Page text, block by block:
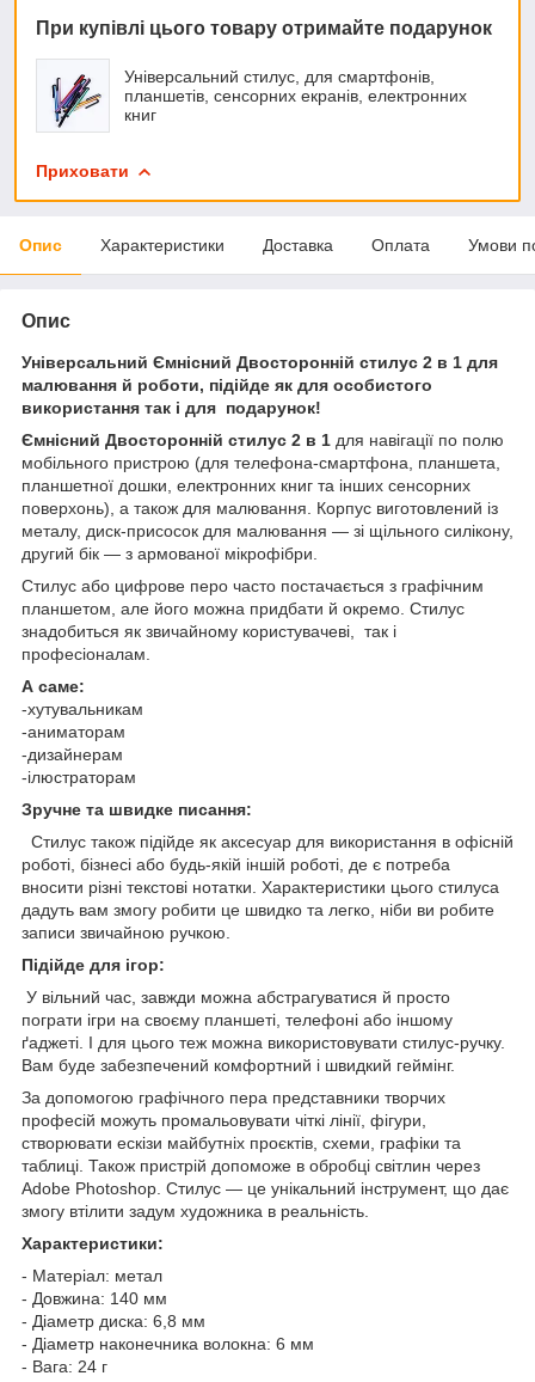
При купівлі цього товару отримайте подарунок
Універсальний стилус, для смартфонів,
планшетів, сенсорних екранів, електронних
книг
Приховати
Опис Характеристики Доставка Оплата Умови
Опис
Універсальний Ємнісний Двосторонній стилус 2 в 1 для
малювання й роботи, підійде як для особистого
використання так і для подарунок!
Ємнісний Двосторонній стилус 2 в 1 для навігації по полю
мобільного пристрою (для телефона-смартфона, планшета,
планшетної дошки, електронних книг та інших сенсорних
поверхонь), а також для малювання. Корпус виготовлений із
металу, диск-присосок для малювання — зі щільного силікону,
другий бік — з армованої мікрофібри.
Стилус або цифрове перо часто постачається з графічним
планшетом, але його можна придбати й окремо. Стилус
знадобиться як звичайному користувачеві, так і
професіоналам.
А саме:
-хутувальникам
-аниматорам
-дизайнерам
-ілюстраторам
Зручне та швидке писання:
Стилус також підійде як аксесуар для використання в офісній
роботі, бізнесі або будь-якій іншій роботі, де є потреба
вносити різні текстові нотатки. Характеристики цього стилуса
дадуть вам змогу робити це швидко та легко, ніби ви робите
записи звичайною ручкою.
Підійде для ігор:
У вільний час, завжди можна абстрагуватися й просто
пограти ігри на своєму планшеті, телефоні або іншому
ґаджеті. І для цього теж можна використовувати стилус-ручку.
Вам буде забезпечений комфортний і швидкий геймінг.
За допомогою графічного пера представники творчих
професій можуть промальовувати чіткі лінії, фігури,
створювати ескізи майбутніх проєктів, схеми, графіки та
таблиці. Також пристрій допоможе в обробці світлин через
Adobe Photoshop. Стилус — це унікальний інструмент, що дає
змогу втілити задум художника в реальність.
Характеристики:
- Матеріал: метал
- Довжина: 140 мм
- Діаметр диска: 6,8 мм
- Діаметр наконечника волокна: 6 мм
- Вага: 24 г